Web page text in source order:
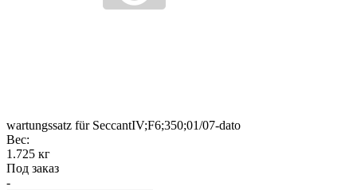
wartungssatz für SeccantIV;F6;350;01/07-dato
Вес:
1.725 кг
Под заказ
-